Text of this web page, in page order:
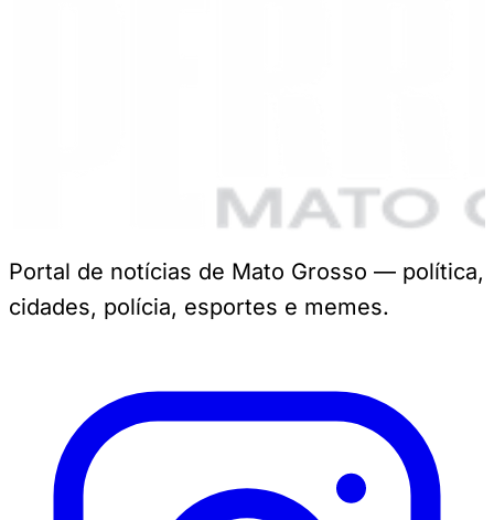
Portal de notícias de Mato Grosso — política,
cidades, polícia, esportes e memes.